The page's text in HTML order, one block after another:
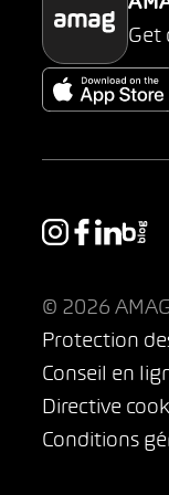
Get
© 2026
Protection
Conseil en
Directive
Conditions